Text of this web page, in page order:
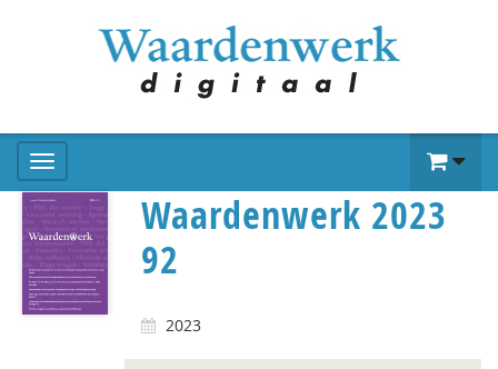
Waardenwerk 2023
92
2023